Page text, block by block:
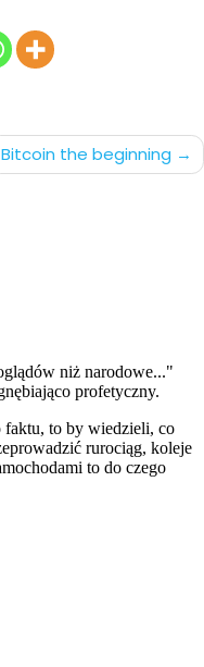
Bitcoin the beginning